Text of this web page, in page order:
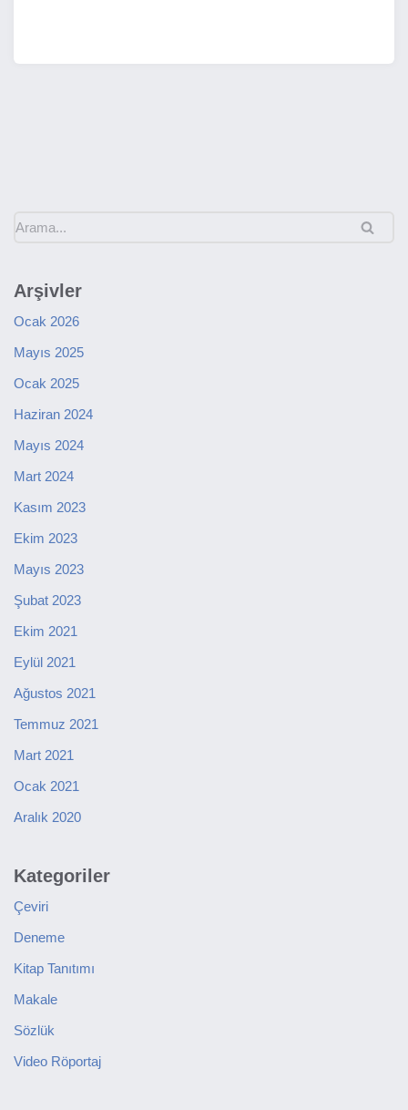
Arşivler
Ocak 2026
Mayıs 2025
Ocak 2025
Haziran 2024
Mayıs 2024
Mart 2024
Kasım 2023
Ekim 2023
Mayıs 2023
Şubat 2023
Ekim 2021
Eylül 2021
Ağustos 2021
Temmuz 2021
Mart 2021
Ocak 2021
Aralık 2020
Kategoriler
Çeviri
Deneme
Kitap Tanıtımı
Makale
Sözlük
Video Röportaj